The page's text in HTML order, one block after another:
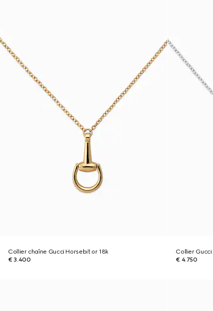
Collier chaîne Gucci Horsebit or 18k
€ 3.400
Collier
€ 4.750